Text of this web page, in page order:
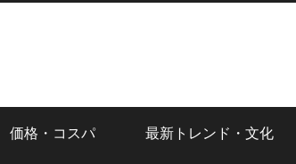
価格・コスパ 最新トレンド・文化